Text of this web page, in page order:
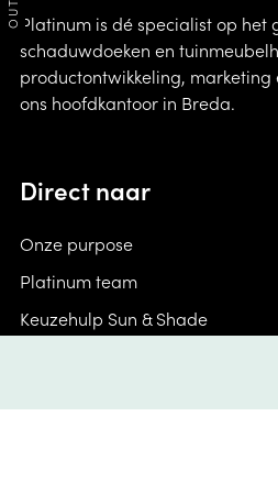
Platinum is dé specialist op
schaduwdoeken en
productontwikkeling,
ons hoofdkantoor in Breda.
Direct naar
Onze purpose
Platinum team
Keuzehulp Sun & Shade